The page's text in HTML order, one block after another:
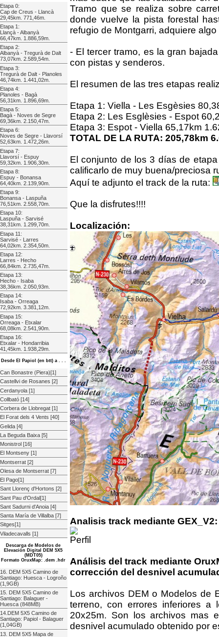
Etapa 0:
Cap de Creus - Llancà
29,45km. 771,46m.
Etapa 1:
Llançà - Albanyà
66,47km. 1.886,59m.
Etapa 2:
Albanyà - Tregurà de Dalt
73,07km. 2.589,54m.
Etapa 3:
Tregurà de Dalt - Planoles
46,74km. 1.441,02m.
Etapa 4:
Planoles - Bagà
56,31km. 1.896,69m.
Etapa 5:
Bagà - Noves de Segre
69,36km. 2.150,47m.
Etapa 6:
Noves de Segre - Llavorsí
52,63km. 1.472,26m.
Etapa 7:
Llavorsí - Espuy
59,32km. 1.906,30m.
Etapa 8:
Espuy - Bonansa
64,40km. 2.139,90m.
Etapa 9:
Bonansa - Laspuña
76,51km. 2.558,70m.
Etapa 10:
Laspuña - Sarvisé
38,31km. 1.299,70m.
Etapa 11:
Sarvisé - Larres
64,02km. 2.354,50m.
Etapa 12:
Larres - Hecho
66,84km. 2.735,47m.
Etapa 13:
Hecho - Isaba
38,36km. 2.050,93m.
Etapa 14:
Isaba - Orreaga
72,92km. 3.381,12m.
Etapa 15:
Orreaga - Etxalar
68,08km. 2.541,90m.
Etapa 16:
Etxalar - Hondarribia
41,45km. 1.938,29m.
Desde El Papiol (en btt) a . . .
Can Bonastre (Piera)[1]
Castellvi de Rosanes [2]
Cerdanyola [1]
Collbató [14]
Corbera de Llobregat [1]
El Forat dels 4 Vents [40]
Gelida [4]
La Beguda Baixa [5]
Monistrol [16]
El Montseny [1]
Montserrat [2]
Olesa de Montserrat [7]
El Pago[1]
Sant Llorenç d'Hortons [2]
Sant Pau d'Ordal[1]
Sant Sadurni d'Anoia [4]
Santa María de Villalba [7]
Sitges[1]
Viladecavalls [1]
Descarga de Modelos de
Elevación Digital DEM 5X5
(MDT05)
Formato OruxMap: .dem .hdr
16. DEM 5X5 Camino de
Santiago: Huesca - Logroño
(1,9GB)
15. DEM 5X5 Camino de
Santiago: Balaguer -
Huesca (848MB)
14.DEM 5X5 Camino de
Santiago: Papiol - Balaguer
(1,04GB)
13. DEM 5X5 Mapa de
Tramo que se realiza sobre
donde vuelve la pista forestal
refugio de Montgarri, adquiere
- El tercer tramo, es la gran
con pistas y senderos.
El resumen de las tres etapas
Etapa 1: Viella - Les Esgèsies
Etapa 2: Les Esglèsies - Espot
Etapa 3: Espot - Viella 65,17km
TOTAL DE LA RUTA: 205,78km
El conjunto de los 3 días de
calificarlo de muy buena/preciosa
Aquí te adjunto el track de la ruta:
Que la disfrutes!!!!
Localización:
Analisis track mediante GEX_V2:
Análisis del track mediante
corrección del desnivel
Los archivos DEM o Modelos de
terreno, con errores inferiores
20x25m. Son los archivos mas
desnivel acumulado obtenido por